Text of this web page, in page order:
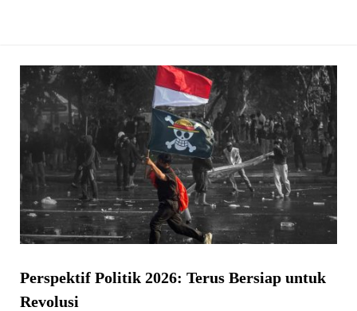
Perspektif Politik 2026: Terus Bersiap untuk
Revolusi